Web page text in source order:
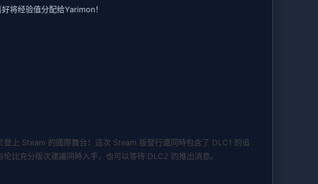
将经验值分配给Yarimon！
上 Steam 的國際舞台！這次 Steam 版發行還同時包含了 DLC1 的追
比充分版次建議同時入手，也可以等待 DLC2 的推出消息。